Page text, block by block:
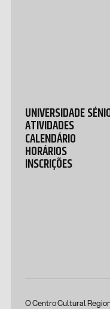
UNIVERSIDADE
ATIVIDADES
CALENDÁRIO
HORÁRIOS
INSCRIÇÕES
O Centro Cultural